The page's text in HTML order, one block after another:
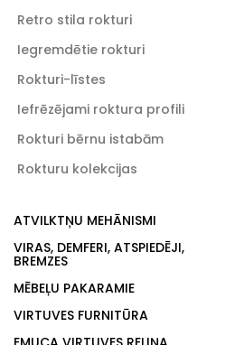
Retro stila rokturi
Iegremdētie rokturi
Rokturi-līstes
Iefrēzējami roktura profili
Rokturi bērnu istabām
Rokturu kolekcijas
ATVILKTŅU MEHĀNISMI
VIRAS, DEMFERI, ATSPIEDĒJI,
BREMZES
MĒBEĻU PAKARAMIE
VIRTUVES FURNITŪRA